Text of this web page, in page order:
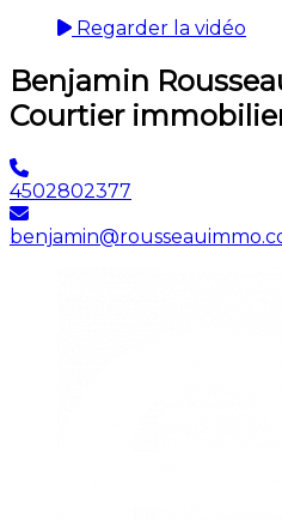
Regarder la vidéo
Benjamin
Courtier
4502802377